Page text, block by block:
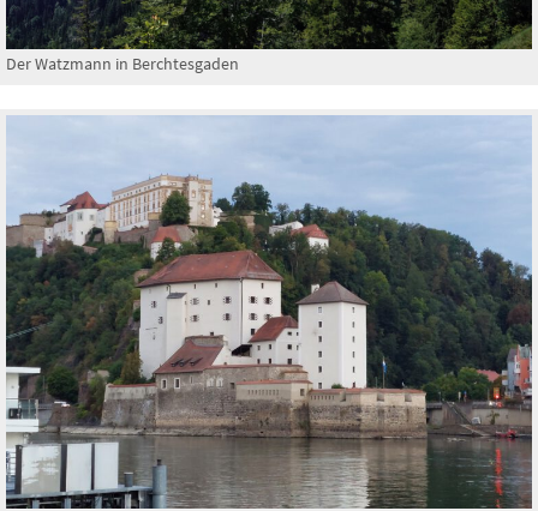
Der Watzmann in Berchtesgaden